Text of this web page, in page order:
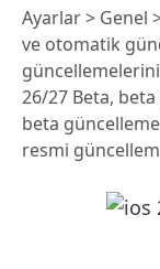
Ayarlar > Genel
ve otomatik
26/27 Beta,
beta
resmi